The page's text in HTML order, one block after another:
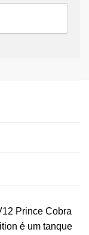
Prince Cobra
é um tanque